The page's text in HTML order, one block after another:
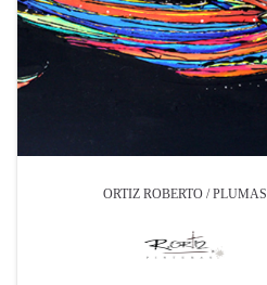
ORTIZ ROBERTO / PLUMAS